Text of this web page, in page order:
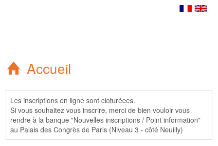
Accueil
Les inscriptions en ligne sont cloturéees.
Si vous souhaitez vous inscrire, merci de bien vouloir vous
rendre à la banque "Nouvelles inscriptions / Point information"
au Palais des Congrès de Paris (Niveau 3 - côté Neuilly)